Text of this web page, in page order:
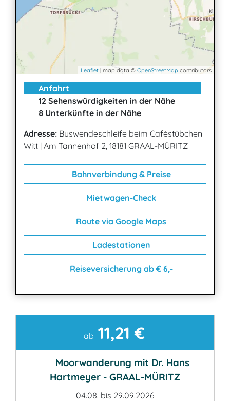
Leaflet | map data © OpenStreetMap contributors
Anfahrt
12 Sehenswürdigkeiten in der Nähe
8 Unterkünfte in der Nähe
Adresse: Buswendeschleife beim Caféstübchen
Witt | Am Tannenhof 2, 18181 GRAAL-MÜRITZ
Bahnverbindung & Preise
Mietwagen-Check
Route via Google Maps
Ladestationen
Reiseversicherung ab € 6,-
ab 11,21 €
Moorwanderung mit Dr. Hans
Hartmeyer - GRAAL-MÜRITZ
04.08. bis 29.09.2026